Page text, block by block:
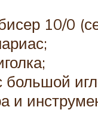
10/0
большой
и